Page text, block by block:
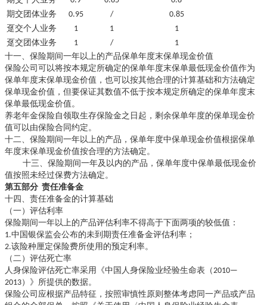
期交团体业务
0.95 /
0.85
趸交个人业务
1 1
1
趸交团体业务
1 /
1
十一、保险期间一年以上的产品保单年度末保单现金价值
保险公司可以将按本规定所确定的保单年度末保单最低现金价值作为
保单年度末保单现金价值，也可以按其他合理的计算基础和方法确定
保单现金价值，但要保证其数值不低于按本规定所确定的保单年度末
保单最低现金价值。
养老年金保险自领取生存保险金之日起，剩余保单年度的保单现金价
值可以由保险合同约定。
十二、保险期间一年以上的产品，保单年度中保单现金价值根据保单
年度末保单现金价值按合理的方法确定。
十三、保险期间一年及以内的产品，保单年度中保单最低现金价
值按照未经过保费方法确定。
第五部分 责任准备金
十四、责任准备金的计算基础
（一）评估利率
保险期间一年以上的产品评估利率不得高于下面两项的较低值：
1.中国银保监会公布的未到期责任准备金评估利率；
2.该险种厘定保险费所使用的预定利率。
（二）评估死亡率
人身保险评估死亡率采用《中国人身保险业经验生命表（2010—
2013）》所提供的数据。
保险公司应根据产品特征，按照审慎性原则整体考虑同一产品或产品